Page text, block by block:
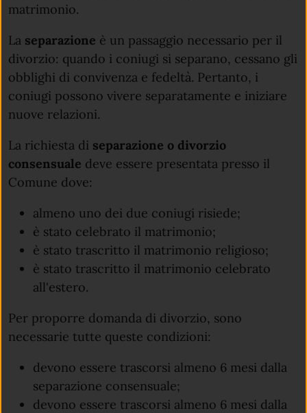
matrimonio.
La separazione è un passaggio necessario per il
divorzio: quando i coniugi si separano, cessano gli
obblighi di convivenza e fedeltà. Pertanto, i
coniugi possono vivere separatamente e iniziare
nuove relazioni.
La richiesta di separazione o divorzio
consensuale deve essere presentata presso il
Comune dove:
almeno uno dei due coniugi risiede;
è stato celebrato il matrimonio;
è stato trascritto il matrimonio religioso;
è stato trascritto il matrimonio celebrato
all'estero.
Per proporre domanda di divorzio, sono
necessarie tutte queste condizioni:
devono essere trascorsi almeno 6 mesi dalla
separazione consensuale;
devono essere trascorsi almeno 6 mesi dalla